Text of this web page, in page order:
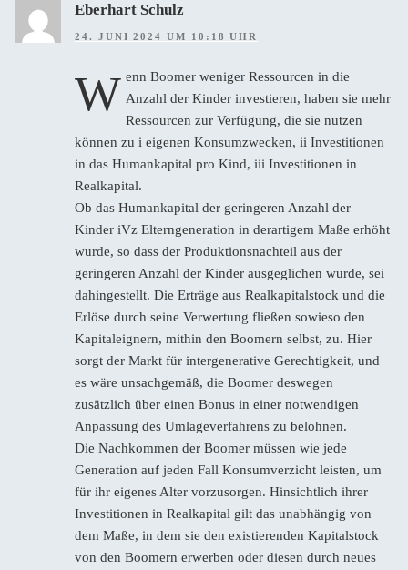
Eberhart Schulz
24. JUNI 2024 UM 10:18 UHR
W enn Boomer weniger Ressourcen in die
Anzahl der Kinder investieren, haben sie mehr
Ressourcen zur Verfügung, die sie nutzen
können zu i eigenen Konsumzwecken, ii Investitionen
in das Humankapital pro Kind, iii Investitionen in
Realkapital.
Ob das Humankapital der geringeren Anzahl der
Kinder iVz Elterngeneration in derartigem Maße erhöht
wurde, so dass der Produktionsnachteil aus der
geringeren Anzahl der Kinder ausgeglichen wurde, sei
dahingestellt. Die Erträge aus Realkapitalstock und die
Erlöse durch seine Verwertung fließen sowieso den
Kapitaleignern, mithin den Boomern selbst, zu. Hier
sorgt der Markt für intergenerative Gerechtigkeit, und
es wäre unsachgemäß, die Boomer deswegen
zusätzlich über einen Bonus in einer notwendigen
Anpassung des Umlageverfahrens zu belohnen.
Die Nachkommen der Boomer müssen wie jede
Generation auf jeden Fall Konsumverzicht leisten, um
für ihr eigenes Alter vorzusorgen. Hinsichtlich ihrer
Investitionen in Realkapital gilt das unabhängig von
dem Maße, in dem sie den existierenden Kapitalstock
von den Boomern erwerben oder diesen durch neues